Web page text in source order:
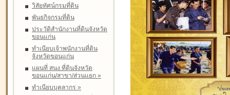
วิสัยทัศน์กรมที่ดิน
พันธกิจกรมที่ดิน
ประวัติสำนักงานที่ดินจังหวัด
ขอนแก่น
ทำเนียบเจ้าพนักงานที่ดิน
จังหวัดขอนแก่น
แผนที่ สนง.ที่ดินจังหวัด
ขอนแก่น/สาขา/ส่วนแยก »
ทำเนียบบุคลากร »